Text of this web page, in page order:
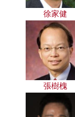
徐家健
張樹槐